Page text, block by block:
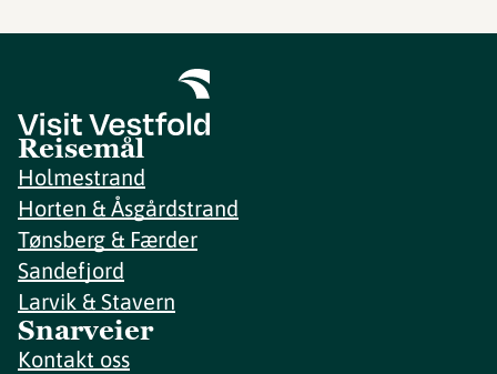
Reisemål
Holmestrand
Horten & Åsgårdstrand
Tønsberg & Færder
Sandefjord
Larvik & Stavern
Snarveier
Kontakt oss